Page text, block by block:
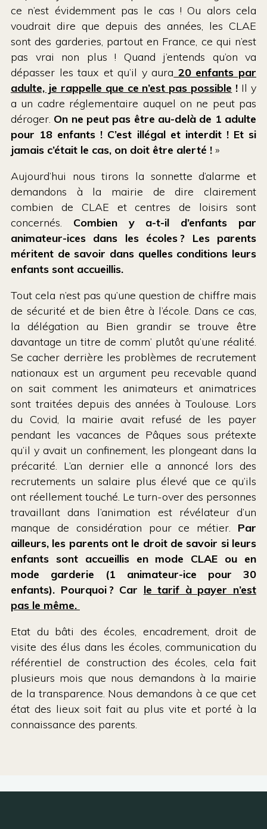
ce n’est évidemment pas le cas ! Ou alors cela
voudrait dire que depuis des années, les CLAE
sont des garderies, partout en France, ce qui n’est
pas vrai non plus ! Quand j’entends qu’on va
dépasser les taux et qu’il y aura 20 enfants par
adulte, je rappelle que ce n’est pas possible ! Il y
a un cadre réglementaire auquel on ne peut pas
déroger. On ne peut pas être au-delà de 1 adulte
pour 18 enfants ! C’est illégal et interdit ! Et si
jamais c’était le cas, on doit être alerté ! »
Aujourd’hui nous tirons la sonnette d’alarme et
demandons à la mairie de dire clairement
combien de CLAE et centres de loisirs sont
concernés. Combien y a-t-il d’enfants par
animateur-ices dans les écoles ? Les parents
méritent de savoir dans quelles conditions leurs
enfants sont accueillis.
Tout cela n’est pas qu’une question de chiffre mais
de sécurité et de bien être à l’école. Dans ce cas,
la délégation au Bien grandir se trouve être
davantage un titre de comm’ plutôt qu’une réalité.
Se cacher derrière les problèmes de recrutement
nationaux est un argument peu recevable quand
on sait comment les animateurs et animatrices
sont traitées depuis des années à Toulouse. Lors
du Covid, la mairie avait refusé de les payer
pendant les vacances de Pâques sous prétexte
qu’il y avait un confinement, les plongeant dans la
précarité. L’an dernier elle a annoncé lors des
recrutements un salaire plus élevé que ce qu’ils
ont réellement touché. Le turn-over des personnes
travaillant dans l’animation est révélateur d’un
manque de considération pour ce métier. Par
ailleurs, les parents ont le droit de savoir si leurs
enfants sont accueillis en mode CLAE ou en
mode garderie (1 animateur-ice pour 30
enfants). Pourquoi ? Car le tarif à payer n’est
pas le même.
Etat du bâti des écoles, encadrement, droit de
visite des élus dans les écoles, communication du
référentiel de construction des écoles, cela fait
plusieurs mois que nous demandons à la mairie
de la transparence. Nous demandons à ce que cet
état des lieux soit fait au plus vite et porté à la
connaissance des parents.